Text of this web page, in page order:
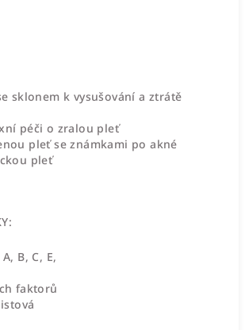
sklonem k vysušování a ztrátě
péči o zralou pleť
pleť se známkami po akné
pleť
B, C, E,
faktorů